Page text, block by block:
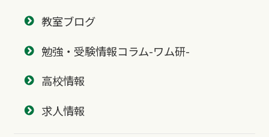
教室ブログ
勉強・受験情報コラム-ワム研-
高校情報
求人情報